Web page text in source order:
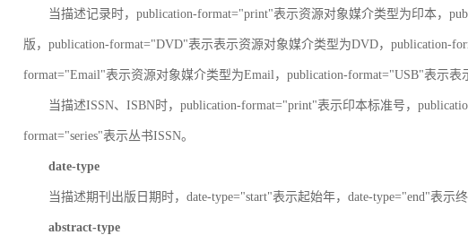
当描述记录时，publication-format="print"表示资源对象媒介类型为印本，
版，publication-format="DVD"表示表示资源对象媒介类型为DVD，publication-
format="Email"表示资源对象媒介类型为Email，publication-format="USB"表示表
当描述ISSN、ISBN时，publication-format="print"表示印本标准号，
format="series"表示丛书ISSN。
date-type
当描述期刊出版日期时，date-type="start"表示起始年，date-type="end"表示终
abstract-type